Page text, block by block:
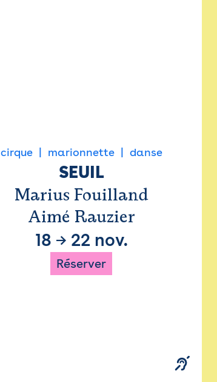
cirque marionnette danse
SEUIL
Marius Fouilland
Aimé Rauzier
18 → 22 nov.
Réserver